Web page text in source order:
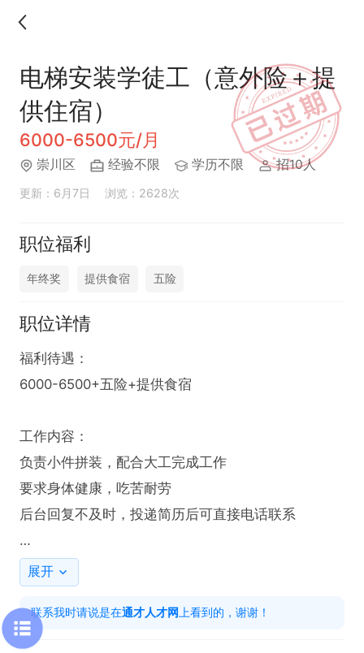
电梯安装学徒工（意外险＋提
供住宿）
6000-6500元/月
崇川区 经验不限 学历不限 招10人
更新：6月7日 浏览：2628次
职位福利
年终奖 提供食宿 五险
职位详情
福利待遇：
6000-6500+五险+提供食宿
工作内容：
负责小件拼装，配合大工完成工作
要求身体健康，吃苦耐劳
后台回复不及时，投递简历后可直接电话联系
只需两步，轻松找工作：1、先点击投简历；2、再打
展开
联系我时请说是在通才人才网 上看到的，谢谢！